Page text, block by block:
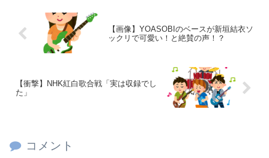
【画像】YOASOBIのベースが新垣結衣ソ
ックリで可愛い！と絶賛の声！？
【衝撃】NHK紅白歌合戦「実は収録でし
た」
コメント